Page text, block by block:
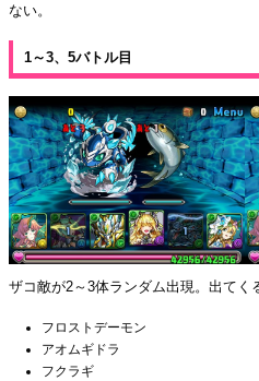
ない。
1～3、5バトル目
ザコ敵が2～3体ランダム出現。出てく
フロストデーモン
アオムギドラ
フクラギ